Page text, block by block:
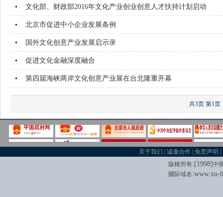
文化部、财政部2016年文化产业创业创意人才扶持计划启动
北京市促进中小企业发展条例
国外文化创意产业发展启示录
促进文化金融深度融合
第四届海峡两岸文化创意产业展在台北隆重开幕
共3页 第1页
关于我们 |诚邀合作 |免责声明 |
版權所有:[1998]中
國际域名 :www.xu-